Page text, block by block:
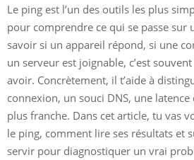
Le ping est l’un des outils les plus
pour comprendre ce qui se passe sur
savoir si un appareil répond, si une
un serveur est joignable, c’est
avoir. Concrètement, il t’aide à
connexion, un souci DNS, une
plus franche. Dans cet article, tu vas
le ping, comment lire ses résultats et
servir pour diagnostiquer un vrai